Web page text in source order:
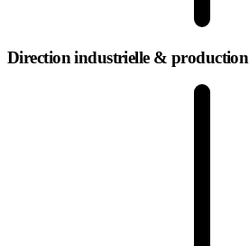
Direction industrielle & production